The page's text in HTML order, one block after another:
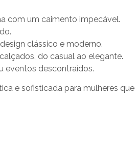
com um caimento impecável.
clássico e moderno.
do casual ao elegante.
eventos descontraídos.
e sofisticada para mulheres que